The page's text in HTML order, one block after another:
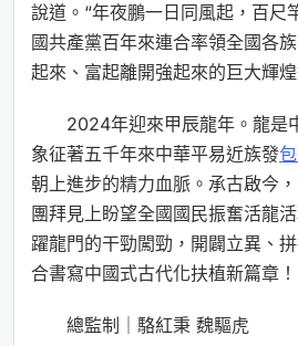
說道。“年夜鵬一日同風起，百尺
國共產黨百年來連合率領全國各
起來、富起離開強起來的巨大輝煌
2024年迎來甲辰龍年。龍是
象征著五千年來中華平易近族發
朝上進步的精力血脈。承古啟今
團拜見上盼望全國國民振奮活龍
躍龍門的干勁闖勁，開闢立異、
合書寫中國式古代化扶植新篇章！
總監制｜駱紅秉 魏驅虎